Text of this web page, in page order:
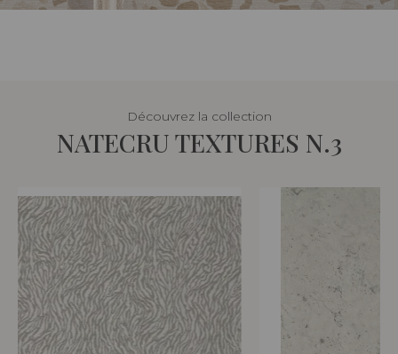
Découvrez la collection
NATECRU TEXTURES N.3